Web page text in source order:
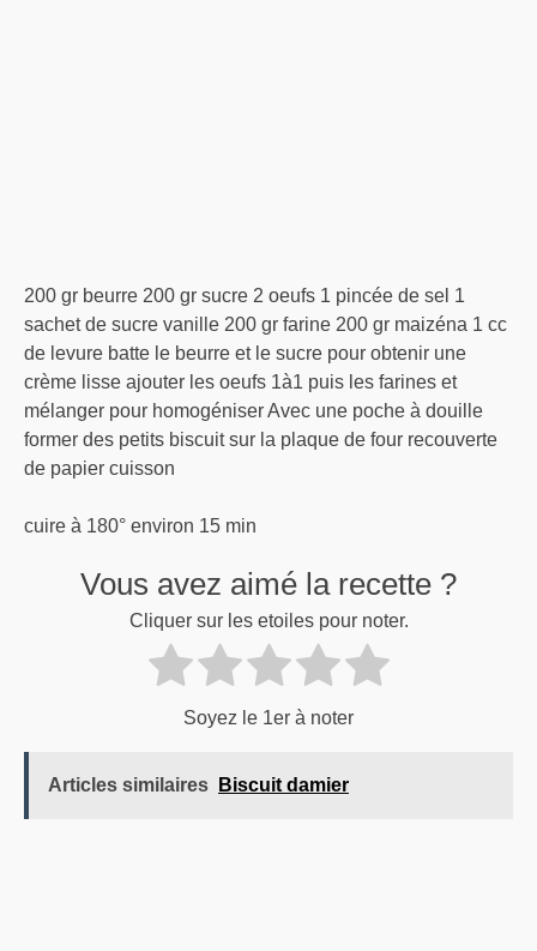
200 gr beurre 200 gr sucre 2 oeufs 1 pincée de sel 1
sachet de sucre vanille 200 gr farine 200 gr maizéna 1 cc
de levure batte le beurre et le sucre pour obtenir une
crème lisse ajouter les oeufs 1à1 puis les farines et
mélanger pour homogéniser Avec une poche à douille
former des petits biscuit sur la plaque de four recouverte
de papier cuisson
cuire à 180° environ 15 min
Vous avez aimé la recette ?
Cliquer sur les etoiles pour noter.
Soyez le 1er à noter
Articles similaires Biscuit damier